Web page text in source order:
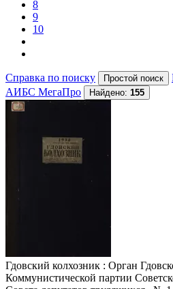
8
9
10
Справка по поиску
АИБС МегаПро
Найдено: 155
Гдовский колхозник : Орган
Коммунистической партии